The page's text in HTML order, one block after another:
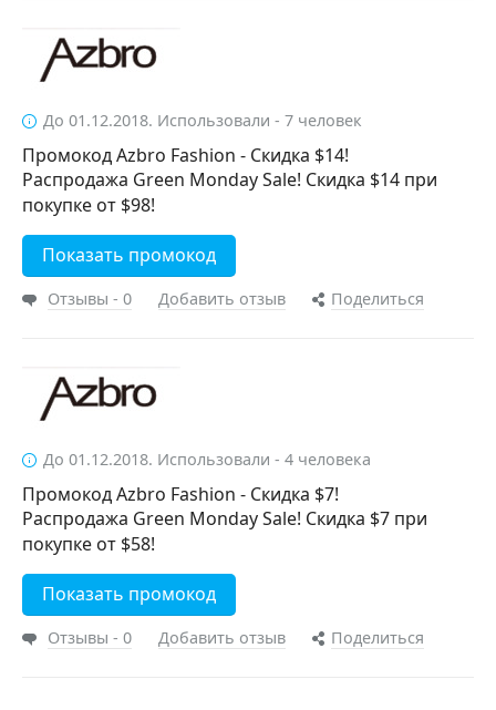
До 01.12.2018. Использовали - 7 человек
Промокод Azbro Fashion - Скидка $14!
Распродажа Green Monday Sale! Скидка $14 при
покупке от $98!
Показать промокод
Отзывы - 0 Добавить отзыв Поделиться
До 01.12.2018. Использовали - 4 человека
Промокод Azbro Fashion - Скидка $7!
Распродажа Green Monday Sale! Скидка $7 при
покупке от $58!
Показать промокод
Отзывы - 0 Добавить отзыв Поделиться